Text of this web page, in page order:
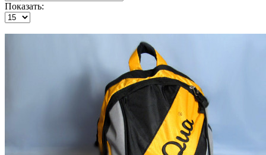
Показать: